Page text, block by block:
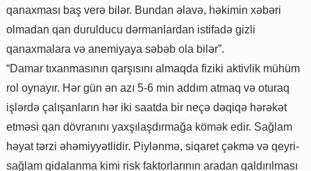
qanaxması baş verə bilər. Bundan əlavə, həkimin xəbəri
olmadan qan durulducu dərmanlardan istifadə gizli
qanaxmalara və anemiyaya səbəb ola bilər”.
“Damar tıxanmasının qarşısını almaqda fiziki aktivlik mühüm
rol oynayır. Hər gün ən azı 5-6 min addım atmaq və oturaq
işlərdə çalışanların hər iki saatda bir neçə dəqiqə hərəkət
etməsi qan dövranını yaxşılaşdırmağa kömək edir. Sağlam
həyat tərzi əhəmiyyətlidir. Piylənmə, siqaret çəkmə və qeyri-
sağlam qidalanma kimi risk faktorlarının aradan qaldırılması